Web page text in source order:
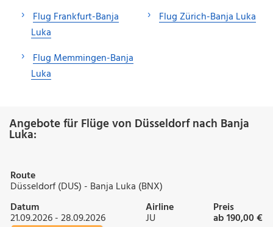
Flug Frankfurt-Banja
Luka
Flug Memmingen-Banja
Luka
Flug Zürich-Banja Luka
Angebote für Flüge von Düsseldorf nach Banja
Luka:
Route
Düsseldorf (DUS) - Banja Luka (BNX)
Datum
21.09.2026 - 28.09.2026
Airline
JU
Preis
ab 190,00 €